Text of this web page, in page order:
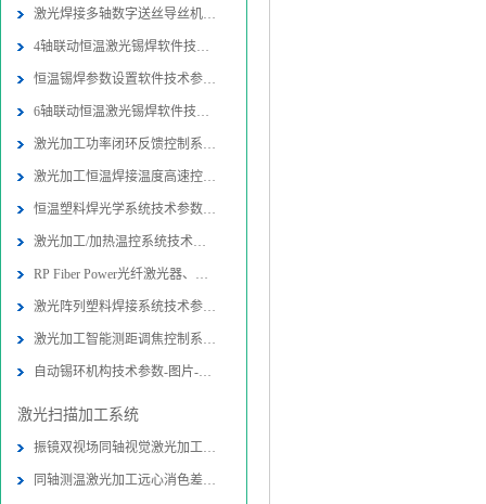
激光焊接多轴数字送丝导丝机构技术参
4轴联动恒温激光锡焊软件技术参数-图
恒温锡焊参数设置软件技术参数-图片
6轴联动恒温激光锡焊软件技术参数-图
激光加工功率闭环反馈控制系统技术参
激光加工恒温焊接温度高速控制系统技
恒温塑料焊光学系统技术参数-图片-应
激光加工/加热温控系统技术参数-图片
RP Fiber Power光纤激光器、放大器
激光阵列塑料焊接系统技术参数-图片
激光加工智能测距调焦控制系统-图片
自动锡环机构技术参数-图片-应用-报
激光扫描加工系统
振镜双视场同轴视觉激光加工光路系统
同轴测温激光加工远心消色差扫描物镜